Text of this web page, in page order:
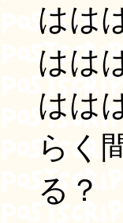
はは
はは
はは
らく
る？